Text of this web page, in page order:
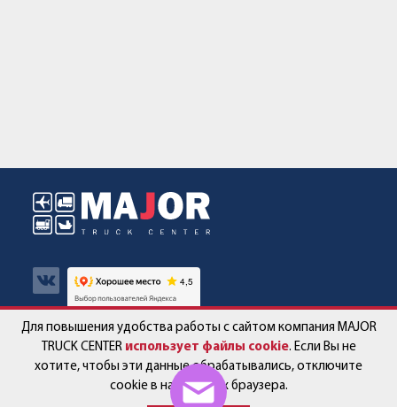
Авто в наличии
Спецпредложения
Контакты
Работа в компании
Для повышения удобства работы с сайтом компания MAJOR
TRUCK CENTER использует файлы cookie. Если Вы не
хотите, чтобы эти данные обрабатывались, отключите
cookie в настройках браузера.